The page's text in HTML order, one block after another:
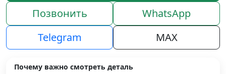
Позвонить
WhatsApp
Telegram
MAX
Почему важно смотреть деталь